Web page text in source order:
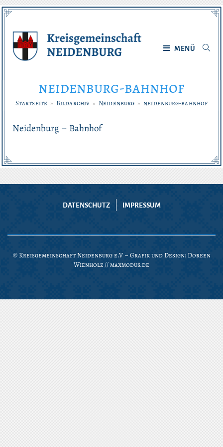
Zum
Inhalt
MENÜ
neidenburg-bahnhof
Startseite » Bildarchiv » Neidenburg » neidenburg-bahnhof
Neidenburg – Bahnhof
DATENSCHUTZ IMPRESSUM
© Kreisgemeinschaft Neidenburg e.V – Grafik und Design: Doreen
Wienholz //maxmodus.de